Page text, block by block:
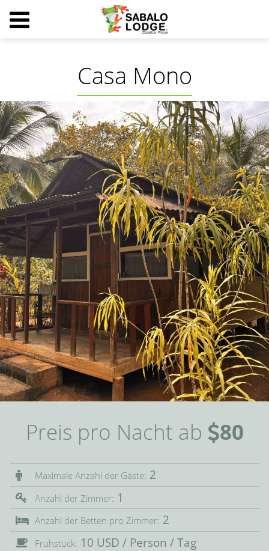
Casa Mono
Preis pro Nacht ab 80
Maximale Anzahl der Gäste: 2
Anzahl der Zimmer: 1
Anzahl der Betten pro Zimmer: 2
Frühstück: 10 USD / Person / Tag